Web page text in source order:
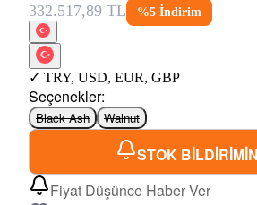
332.517,89 TL %5 İndirim
✓ TRY, USD, EUR, GBP
Seçenekler:
Black Ash Walnut
STOK
Fiyat Düşünce Haber Ver